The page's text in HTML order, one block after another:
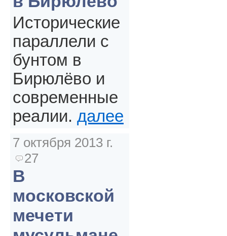
Исторические
параллели с
бунтом в
Бирюлёво и
современные
реалии. далее
7 октября 2013 г.
27
В
московской
мечети